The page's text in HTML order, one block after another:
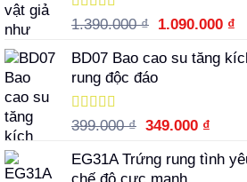
Được xếp
sao
1.390.000₫ Giá
là:
1.390.000 ₫.
1.090.000 ₫
BD07 Bao cao su tăng
rung độc đáo
Được xếp
sao
399.000₫ Giá
là:
349.000 ₫
tại
EG31A Trứng rung tình